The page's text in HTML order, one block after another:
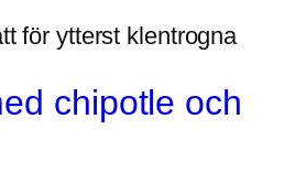
chipotle och